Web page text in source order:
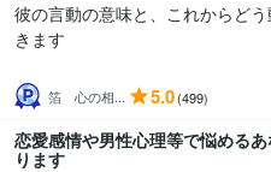
彼の言動の意味と、これからど
きます
箔 心の相... 5.0(499)
恋愛感情や男性心理等で悩める
ります